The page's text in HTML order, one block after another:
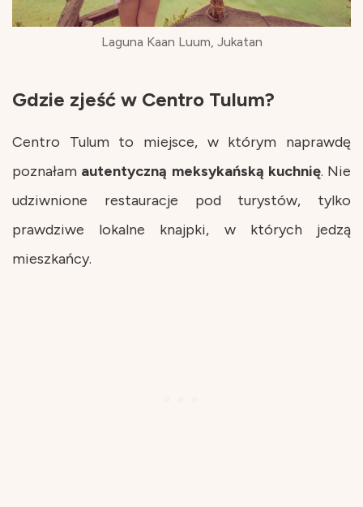
Laguna Kaan Luum, Jukatan
Gdzie zjeść w Centro Tulum?
Centro Tulum to miejsce, w którym naprawdę
poznałam autentyczną meksykańską kuchnię. Nie
udziwnione restauracje pod turystów, tylko
prawdziwe lokalne knajpki, w których jedzą
mieszkańcy.